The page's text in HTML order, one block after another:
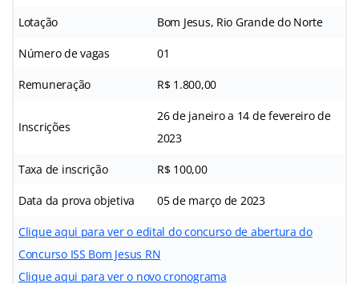
Lotação Bom Jesus, Rio Grande do Norte
Número de vagas 01
Remuneração R$ 1.800,00
Inscrições
26 de janeiro a 14 de fevereiro de
2023
Taxa de inscrição R$ 100,00
Data da prova objetiva 05 de março de 2023
Clique aqui para ver o edital do concurso de abertura do
Concurso ISS Bom Jesus RN
Clique aqui para ver o novo cronograma